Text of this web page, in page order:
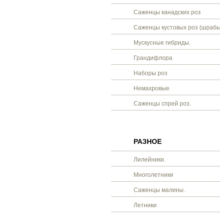
Саженцы канадских роз
Саженцы кустовых роз
Мускусные гибриды.
Грандифлора
Наборы роз
Немахровые
Саженцы спрей роз.
РАЗНОЕ
Лилейники.
Многолетники
Саженцы малины.
Летники